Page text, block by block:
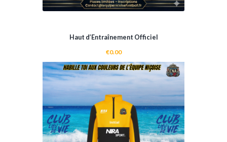
SELECT OPTIONS
Haut d’Entraînement Officiel
€0.00